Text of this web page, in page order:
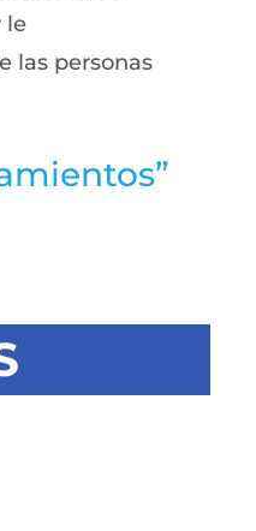
le
las personas